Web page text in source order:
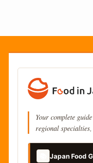
Your complete
regional
Japan Food